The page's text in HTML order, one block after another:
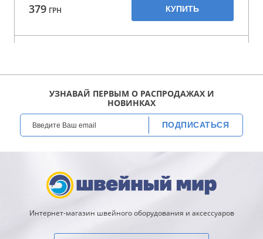
379 ГРН КУПИТЬ
УЗНАВАЙ ПЕРВЫМ О РАСПРОДАЖАХ И
НОВИНКАХ
ПОДПИСАТЬСЯ
Интернет-магазин швейного оборудования и аксессуаров